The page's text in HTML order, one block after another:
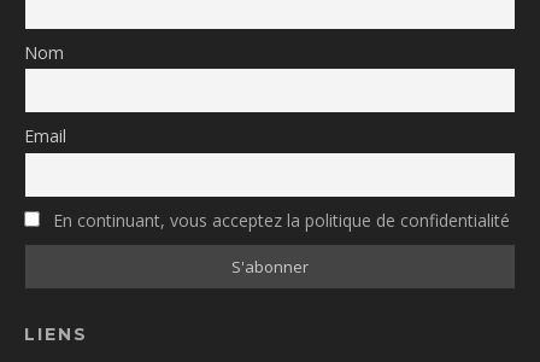
Nom
Email
En continuant, vous acceptez la politique de confidentialité
LIENS